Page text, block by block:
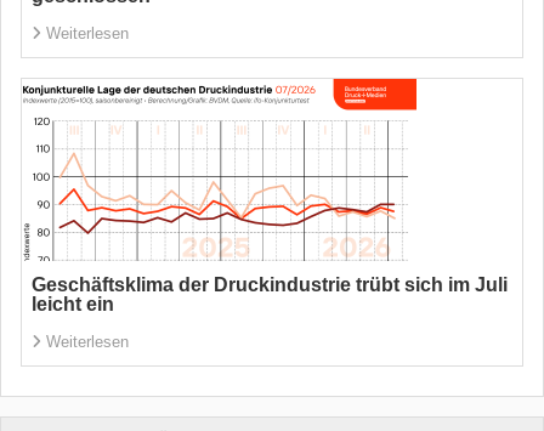
Weiterlesen
Geschäftsklima der Druckindustrie trübt sich im Juli
leicht ein
Weiterlesen